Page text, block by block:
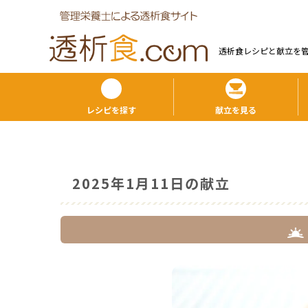
透析食レシピと献⽴を
レシピを探す 献立を見る
2025年1月11日の献立